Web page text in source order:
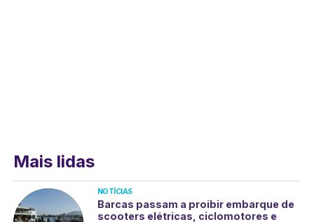
Mais lidas
NOTÍCIAS
Barcas passam a proibir embarque de
scooters elétricas, ciclomotores e